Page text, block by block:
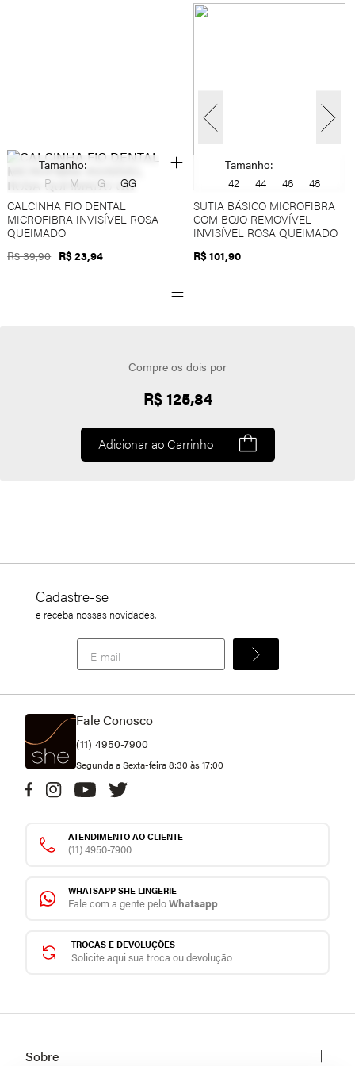
Tamanho:
G
GG
M
P
CALCINHA FIO DENTAL
MICROFIBRA INVISÍVEL ROSA
QUEIMADO
R$ 39,90 R$ 23,94
Tamanho:
42
44 46
48
SUTIÃ BÁSICO MICROFIBRA
COM BOJO REMOVÍVEL
INVISÍVEL ROSA QUEIMADO
R$ 101,90
Compre os dois por
R$ 125,84
Adicionar ao Carrinho
Cadastre-se
e receba nossas novidades.
Fale Conosco
(11) 4950-7900
Segunda a Sexta-feira 8:30 às 17:00
ATENDIMENTO AO CLIENTE
(11) 4950-7900
WHATSAPP SHE LINGERIE
Fale com a gente peloWhatsapp
TROCAS E DEVOLUÇÕES
Solicite aqui sua troca ou devolução
Sobre